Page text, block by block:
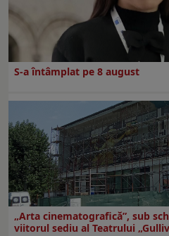
S-a întâmplat pe 8 august
„Arta cinematografică”, sub
viitorul sediu al Teatrului